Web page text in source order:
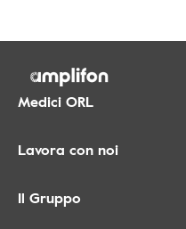
Medici ORL
Lavora con noi
Il Gruppo